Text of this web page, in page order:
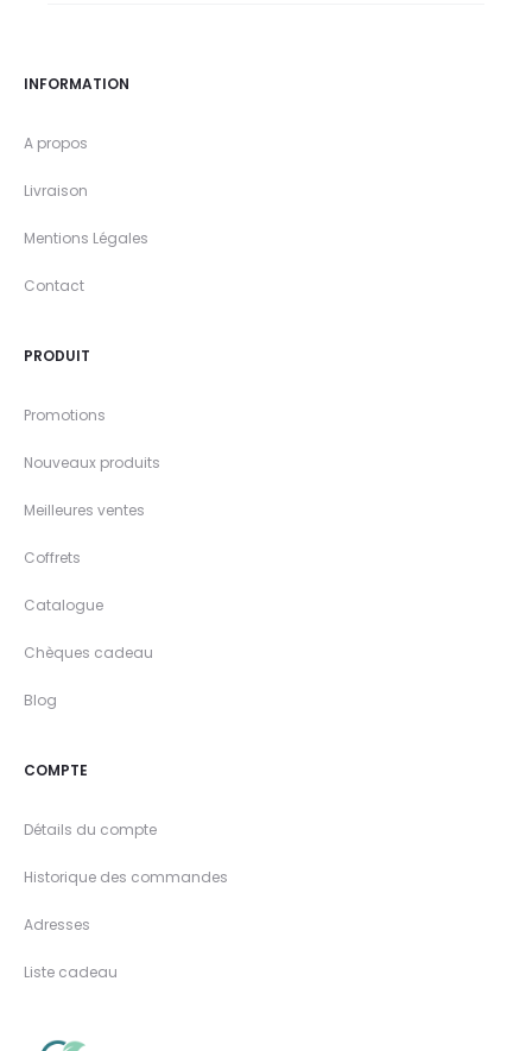
INFORMATION
A propos
Livraison
Mentions Légales
Contact
PRODUIT
Promotions
Nouveaux produits
Meilleures ventes
Coffrets
Catalogue
Chèques cadeau
Blog
COMPTE
Détails du compte
Historique des commandes
Adresses
Liste cadeau